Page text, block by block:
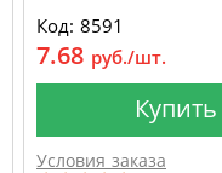
Код: 8591
7.68 руб./шт.
Купить
Условия заказа